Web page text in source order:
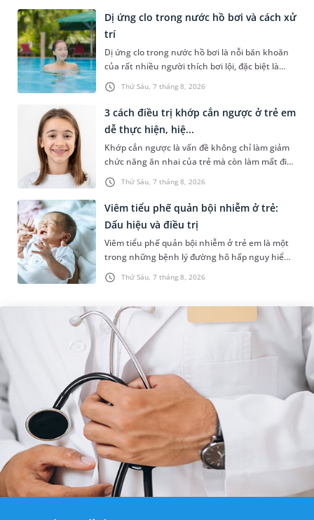
Thứ Sáu, 7 tháng 8, 2026
Dị ứng clo trong nước hồ bơi và cách xử
trí
Dị ứng clo trong nước hồ bơi là nỗi băn khoăn
của rất nhiều người thích bơi lội, đặc biệt là
những trường hợp thường xuyên bơi ở những
hồ bơi nhân tạo. Bài v...
Thứ Sáu, 7 tháng 8, 2026
3 cách điều trị khớp cắn ngược ở trẻ em
dễ thực hiện, hiệ...
Khớp cắn ngược là vấn đề không chỉ làm giảm
chức năng ăn nhai của trẻ mà còn làm mất đi
sự cân đối của khuôn mặt. Do đó, cần khắc
phục sớm tình trạng này để...
Thứ Sáu, 7 tháng 8, 2026
Viêm tiểu phế quản bội nhiễm ở trẻ:
Dấu hiệu và điều trị
Viêm tiểu phế quản bội nhiễm ở trẻ em là một
trong những bệnh lý đường hô hấp nguy hiểm,
thường bùng phát vào thời điểm giao mùa. Khi
những tổn thương ban đầ...